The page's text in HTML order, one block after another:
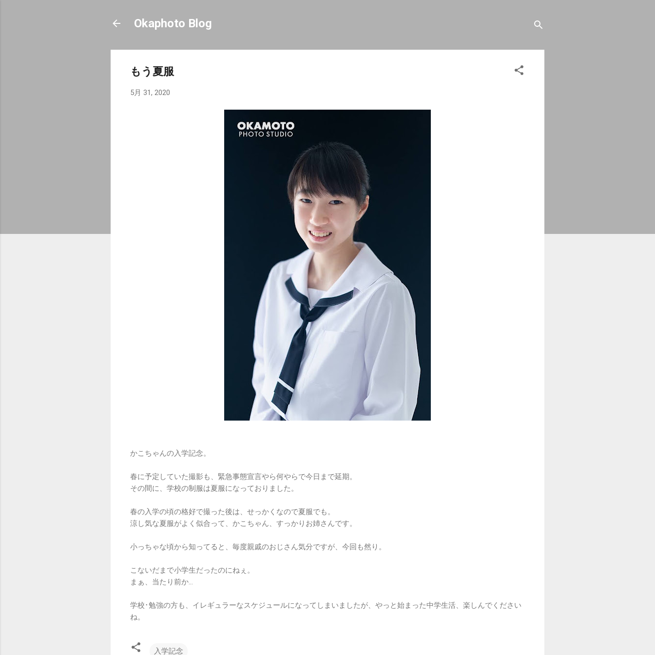
Okaphoto Blog
もう夏服
5月 31, 2020
かこちゃんの入学記念。
春に予定していた撮影も、緊急事態宣言やら何やらで今日まで延期。
その間に、学校の制服は夏服になっておりました。
春の入学の頃の格好で撮った後は、せっかくなので夏服でも。
涼し気な夏服がよく似合って、かこちゃん、すっかりお姉さんです。
小っちゃな頃から知ってると、毎度親戚のおじさん気分ですが、今回も然り。
こないだまで小学生だったのにねぇ。
まぁ、当たり前か…
学校･勉強の方も、イレギュラーなスケジュールになってしまいましたが、やっと始まった中学生活、楽しんでください
ね。
入学記念